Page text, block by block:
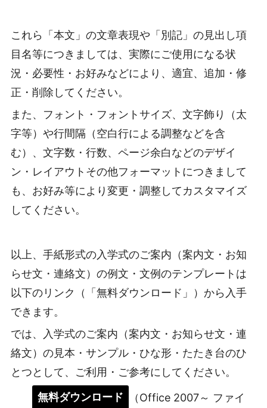
これら「本文」の文章表現や「別記」の見出し項
目名等につきましては、実際にご使用になる状
況・必要性・お好みなどにより、適宜、追加・修
正・削除してください。
また、フォント・フォントサイズ、文字飾り（太
字等）や行間隔（空白行による調整などを含
む）、文字数・行数、ページ余白などのデザイ
ン・レイアウトその他フォーマットにつきまして
も、お好み等により変更・調整してカスタマイズ
してください。
以上、手紙形式の入学式のご案内（案内文・お知
らせ文・連絡文）の例文・文例のテンプレートは
以下のリンク（「無料ダウンロード」）から入手
できます。
では、入学式のご案内（案内文・お知らせ文・連
絡文）の見本・サンプル・ひな形・たたき台のひ
とつとして、ご利用・ご参考にしてください。
無料ダウンロード
（Office 2007～ ファイ